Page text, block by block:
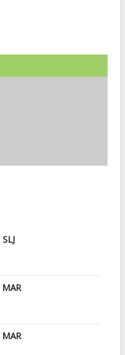
SLJ
MAR
MAR